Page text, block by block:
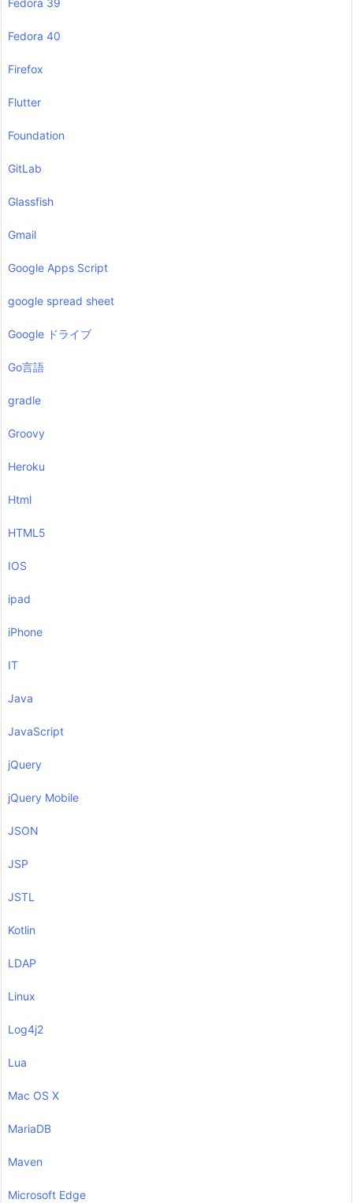
Fedora 40
Firefox
Flutter
Foundation
GitLab
Glassfish
Gmail
Google Apps Script
google spread sheet
Google ドライブ
Go言語
gradle
Groovy
Heroku
Html
HTML5
IOS
ipad
iPhone
IT
Java
JavaScript
jQuery
jQuery Mobile
JSON
JSP
JSTL
Kotlin
LDAP
Linux
Log4j2
Lua
Mac OS X
MariaDB
Maven
Microsoft Edge